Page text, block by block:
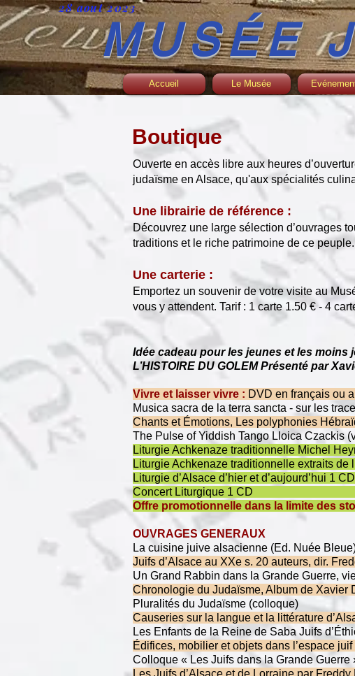
Accueil Le Musée
MUSÉE
28 aout 2023
Boutique
Ouverte en accès libre aux heures
judaïsme en Alsace, qu'aux spécialités
Une librairie de référence :
Découvrez une large sélection d’ouvrages
traditions et le riche patrimoine de ce peuple.
Une carterie :
Emportez un souvenir de votre visite au
vous y attendent. Tarif : 1 carte 1.50 € - 4
Idée cadeau pour les jeunes et les moins
L’HISTOIRE DU GOLEM Présenté par
Vivre et laisser vivre : DVD en
Musica sacra de la terra sancta - sur
Chants et Émotions, Les
The Pulse of Yiddish Tango Lloica Czackis
Liturgie Achkenaze
Liturgie Achkenaze traditionnelle
Liturgie d’Alsace
Concert
Offre promotionnelle dans la
OUVRAGES GENERAUX
La cuisine juive
Juifs d’Alsace au XXe s.
Un Grand Rabbin dans la Grande
Chronologie du
Pluralités du
Causeries sur la langue et
Les Enfants de la Reine de Saba
Édifices, mobilier et objets
Colloque « Les Juifs
Les Juifs d’Alsace et